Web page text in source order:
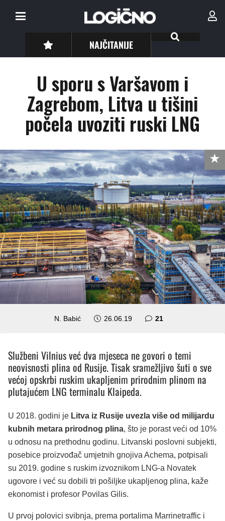
NAJČITANIJE
U sporu s Varšavom i
Zagrebom, Litva u tišini
počela uvoziti ruski LNG
N. Babić 26.06.19 21
Službeni Vilnius već dva mjeseca ne govori o temi
neovisnosti plina od Rusije. Tisak sramežljivo šuti o sve
većoj opskrbi ruskim ukapljenim prirodnim plinom na
plutajućem LNG terminalu Klaipeda.
U 2018. godini je Litva iz Rusije uvezla više od milijardu
kubnih metara prirodnog plina, što je porast veći od 10%
u odnosu na prethodnu godinu. Litvanski poslovni subjekti,
posebice proizvođač umjetnih gnojiva Achema, potpisali
su 2019. godine s ruskim izvoznikom LNG-a Novatek
ugovore i već su dobili tri pošiljke ukapljenog plina, kaže
ekonomist i profesor Povilas Gilis.
U prvoj polovici svibnja, prema portalima Marrinetraffic i